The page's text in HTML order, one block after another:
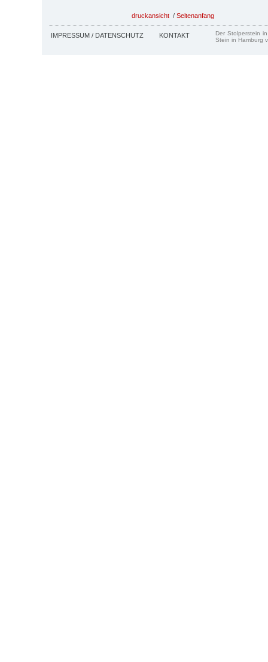
druckansicht / Seitenanfang
IMPRESSUM / DATENSCHUTZ KONTAKT
Der Stolperstein
Stein in Hamburg